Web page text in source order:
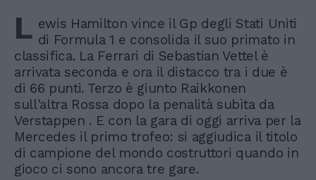
L ewis Hamilton vince il Gp degli Stati Uniti
di Formula 1 e consolida il suo primato in
classifica. La Ferrari di Sebastian Vettel è
arrivata seconda e ora il distacco tra i due è
di 66 punti. Terzo è giunto Raikkonen
sull'altra Rossa dopo la penalità subìta da
Verstappen . E con la gara di oggi arriva per la
Mercedes il primo trofeo: si aggiudica il titolo
di campione del mondo costruttori quando in
gioco ci sono ancora tre gare.